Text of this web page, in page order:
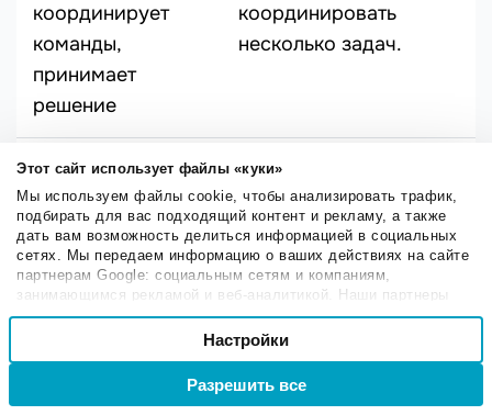
Этот сайт использует файлы «куки»
Мы используем файлы cookie, чтобы анализировать трафик,
подбирать для вас подходящий контент и рекламу, а также
дать вам возможность делиться информацией в социальных
сетях. Мы передаем информацию о ваших действиях на сайте
партнерам Google: социальным сетям и компаниям,
занимающимся рекламой и веб-аналитикой. Наши партнеры
могут комбинировать эти сведения с предоставленной вами
информацией, а также данными, которые они получили при
использовании вами их сервисов.
Выбор
Настроечные
Настройки
Разрешить все
координирует
команды,
принимает
решение
координировать
несколько задач.
Влияние на успех
бренда
Бренд-
менеджеры
бренд, от них во
Отсутствие
стабильности
Для кого-то это
преимущество, для
Специалисту нужно
постоянно
адаптироваться к